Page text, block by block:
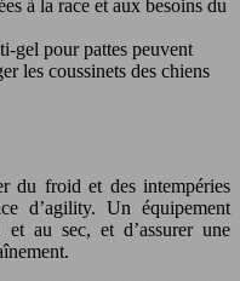
à la race et aux besoins du
gel pour pattes peuvent
les coussinets des chiens
du froid et des intempéries
d’agility. Un équipement
et au sec, et d’assurer une